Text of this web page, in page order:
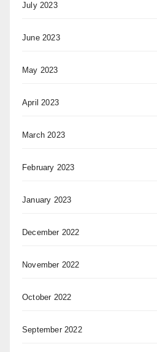
July 2023
June 2023
May 2023
April 2023
March 2023
February 2023
January 2023
December 2022
November 2022
October 2022
September 2022